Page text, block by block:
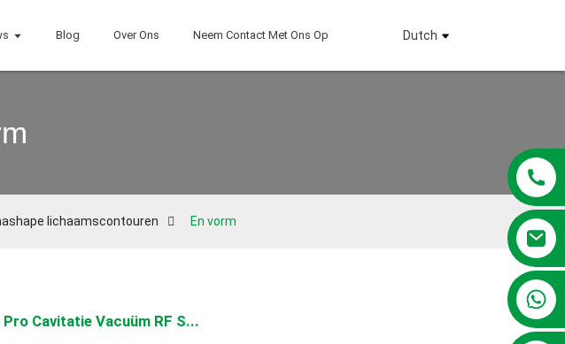
Blog Over Ons Neem Contact Met Ons Op Dutch
lichaamscontouren En vorm
Pro Cavitatie Vacuüm RF S...